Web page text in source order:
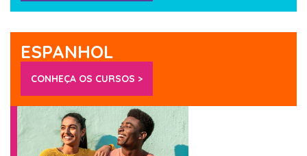
ESPANHOL
CONHEÇA OS CURSOS >